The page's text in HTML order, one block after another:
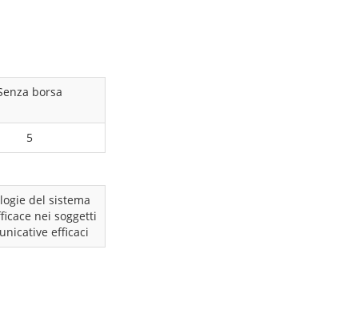
borsa
5
del sistema
nei soggetti
efficaci